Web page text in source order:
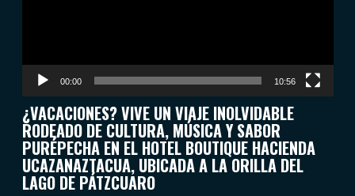
00:00 10:56
¿VACACIONES? VIVE UN VIAJE INOLVIDABLE
RODEADO DE CULTURA, MÚSICA Y SABOR
PURÉPECHA EN EL HOTEL BOUTIQUE HACIENDA
UCAZANAZTACUA, UBICADA A LA ORILLA DEL
LAGO DE PÁTZCUARO